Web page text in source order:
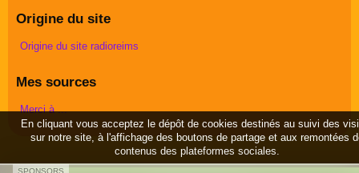
Origine du site
Origine du site radioreims
Mes sources
Merci à ...
SPONSORS
En cliquant vous acceptez le dépôt de cookies destinés au suivi des
sur notre site, à l'affichage des boutons de partage et aux remontées
contenus des plateformes sociales.